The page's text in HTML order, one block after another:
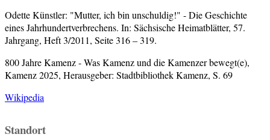
Odette Künstler: "Mutter, ich bin unschuldig!" - Die Geschichte
eines Jahrhundertverbrechens. In: Sächsische Heimatblätter, 57.
Jahrgang, Heft 3/2011, Seite 316 – 319.
800 Jahre Kamenz - Was Kamenz und die Kamenzer bewegt(e),
Kamenz 2025, Herausgeber: Stadtbibliothek Kamenz, S. 69
Wikipedia
Standort